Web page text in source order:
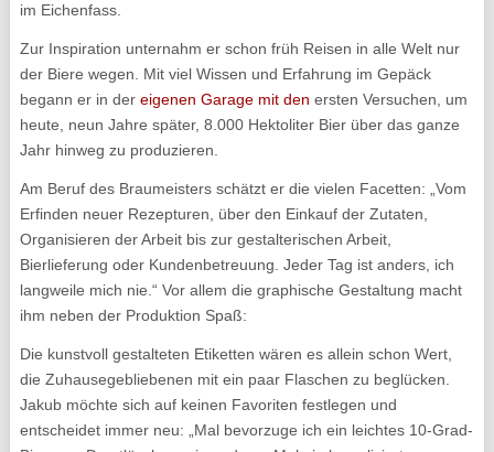
im Eichenfass.
Zur Inspiration unternahm er schon früh Reisen in alle Welt nur
der Biere wegen. Mit viel Wissen und Erfahrung im Gepäck
begann er in der eigenen Garage mit den ersten Versuchen, um
heute, neun Jahre später, 8.000 Hektoliter Bier über das ganze
Jahr hinweg zu produzieren.
Am Beruf des Braumeisters schätzt er die vielen Facetten: „Vom
Erfinden neuer Rezepturen, über den Einkauf der Zutaten,
Organisieren der Arbeit bis zur gestalterischen Arbeit,
Bierlieferung oder Kundenbetreuung. Jeder Tag ist anders, ich
langweile mich nie.“ Vor allem die graphische Gestaltung macht
ihm neben der Produktion Spaß:
Die kunstvoll gestalteten Etiketten wären es allein schon Wert,
die Zuhausegebliebenen mit ein paar Flaschen zu beglücken.
Jakub möchte sich auf keinen Favoriten festlegen und
entscheidet immer neu: „Mal bevorzuge ich ein leichtes 10-Grad-